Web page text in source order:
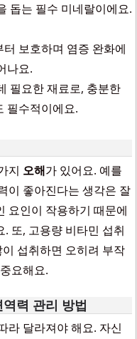
돕는 필수 미네랄이에요.
보호하며 염증 완화에
나요.
필요한 재료로, 충분한
필수적이에요.
지 오해가 있어요. 예를
이 좋아진다는 생각은 잘
요인이 작용하기 때문에
또, 고용량 비타민 섭취
섭취하면 오히려 부작
요해요.
력 관리 방법
라 달라져야 해요. 자신